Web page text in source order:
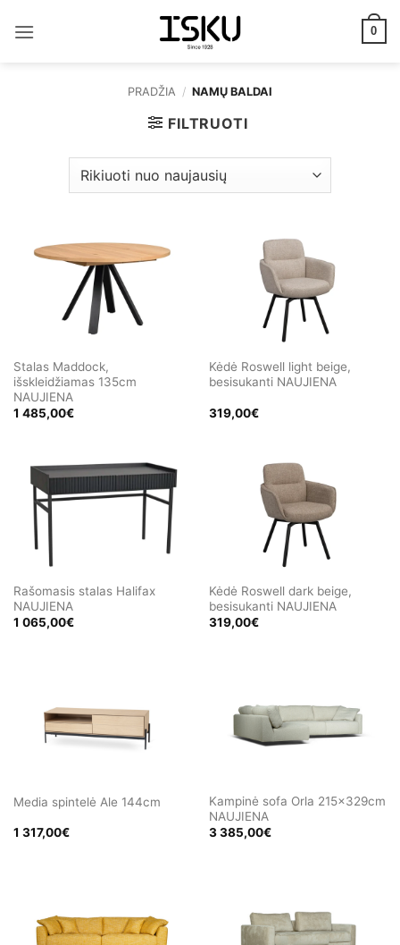
0
PRADŽIA / NAMŲ BALDAI
FILTRUOTI
Stalas Maddock,
išskleidžiamas 135cm
NAUJIENA
1 485,00€
Kėdė Roswell light beige,
besisukanti NAUJIENA
319,00€
Rašomasis stalas Halifax
NAUJIENA
1 065,00€
Kėdė Roswell dark beige,
besisukanti NAUJIENA
319,00€
Media spintelė Ale 144cm
1 317,00€
Kampinė sofa Orla 215x329cm
NAUJIENA
3 385,00€